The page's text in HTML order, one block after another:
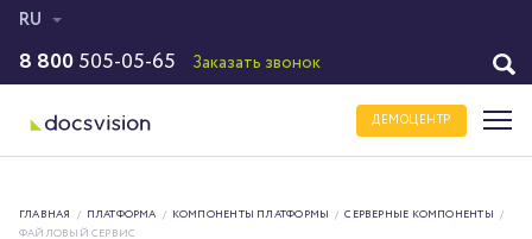
RU
8 800505-05-65 Заказать звонок
ДЕМОЦЕНТР
ГЛАВНАЯ / ПЛАТФОРМА / КОМПОНЕНТЫ ПЛАТФОРМЫ / СЕРВЕРНЫЕ КОМПОНЕНТЫ /
ФАЙЛОВЫЙ СЕРВИС